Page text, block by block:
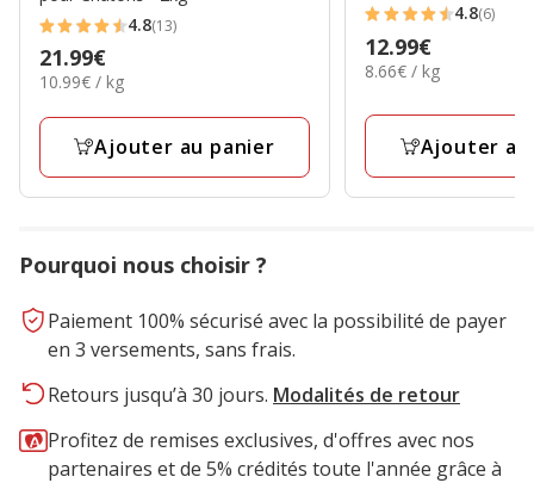
4.8
étoiles
avec
13
4.8(13)
Prix
21.99€
21.99€
10.99€
Kg
10.99€ / kg
Ajouter au panier
4.8
étoiles
avec
6
4.8(6)
Prix
12.99€
12.99€
8.66€
Kg
8.66€ / kg
Ajouter
Pourquoi nous choisir ?
Paiement 100% sécurisé avec la possibilité de payer
en 3 versements, sans frais.
Retours jusqu’à 30 jours. Modalités de retour
Profitez de remises exclusives, d'offres avec nos
partenaires et de 5% crédités toute l'année grâce à